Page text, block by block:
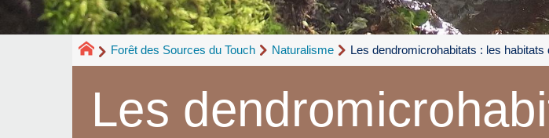
Forêt des Sources du Touch Naturalisme Les dendromicrohabitats : les habitats
Les